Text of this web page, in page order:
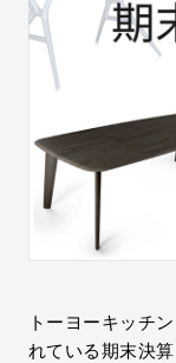
サポート
LANGUAGE : EN
トーヨーキッチ
れている期末決算